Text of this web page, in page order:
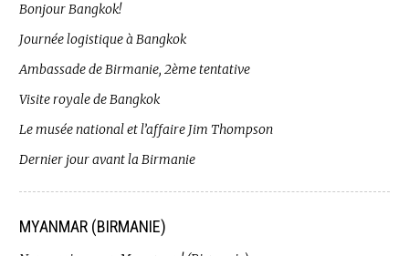
Bonjour Bangkok!
Journée logistique à Bangkok
Ambassade de Birmanie, 2ème tentative
Visite royale de Bangkok
Le musée national et l’affaire Jim Thompson
Dernier jour avant la Birmanie
MYANMAR (BIRMANIE)